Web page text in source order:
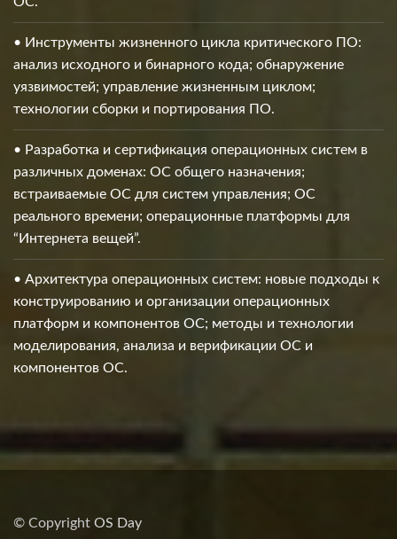
• Инструменты жизненного цикла критического ПО:
анализ исходного и бинарного кода; обнаружение
уязвимостей; управление жизненным циклом;
технологии сборки и портирования ПО.
• Разработка и сертификация операционных систем в
различных доменах: ОС общего назначения;
встраиваемые ОС для систем управления; ОС
реального времени; операционные платформы для
“Интернета вещей”.
• Архитектура операционных систем: новые подходы к
конструированию и организации операционных
платформ и компонентов ОС; методы и технологии
моделирования, анализа и верификации ОС и
компонентов ОС.
© Copyright OS Day